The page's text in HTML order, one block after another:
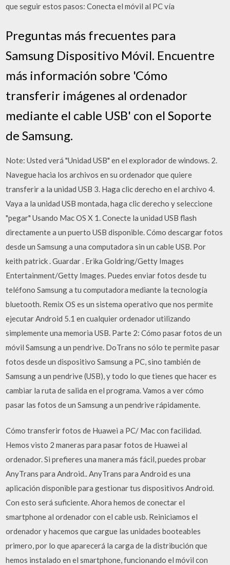
que seguir estos pasos: Conecta el móvil al PC vía
Preguntas más frecuentes para
Samsung Dispositivo Móvil. Encuentre
más información sobre 'Cómo
transferir imágenes al ordenador
mediante el cable USB' con el Soporte
de Samsung.
Note: Usted verá "Unidad USB" en el explorador de windows. 2.
Navegue hacia los archivos en su ordenador que quiere
transferir a la unidad USB 3. Haga clic derecho en el archivo 4.
Vaya a la unidad USB montada, haga clic derecho y seleccione
"pegar" Usando Mac OS X 1. Conecte la unidad USB flash
directamente a un puerto USB disponible. Cómo descargar fotos
desde un Samsung a una computadora sin un cable USB. Por
keith patrick . Guardar . Erika Goldring/Getty Images
Entertainment/Getty Images. Puedes enviar fotos desde tu
teléfono Samsung a tu computadora mediante la tecnología
bluetooth. Remix OS es un sistema operativo que nos permite
ejecutar Android 5.1 en cualquier ordenador utilizando
simplemente una memoria USB. Parte 2: Cómo pasar fotos de un
móvil Samsung a un pendrive. DoTrans no sólo te permite pasar
fotos desde un dispositivo Samsung a PC, sino también de
Samsung a un pendrive (USB), y todo lo que tienes que hacer es
cambiar la ruta de salida en el programa. Vamos a ver cómo
pasar las fotos de un Samsung a un pendrive rápidamente.
Cómo transferir fotos de Huawei a PC/ Mac con facilidad.
Hemos visto 2 maneras para pasar fotos de Huawei al
ordenador. Si prefieres una manera más fácil, puedes probar
AnyTrans para Android.. AnyTrans para Android es una
aplicación disponible para gestionar tus dispositivos Android.
Con esto será suficiente. Ahora hemos de conectar el
smartphone al ordenador con el cable usb. Reiniciamos el
ordenador y hacemos que cargue las unidades booteables
primero, por lo que aparecerá la carga de la distribución que
hemos instalado en el smartphone, funcionando el móvil con